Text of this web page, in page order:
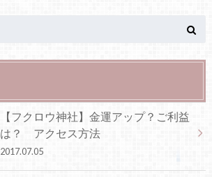
【フクロウ神社】金運アップ？ご利益
は？ アクセス方法
2017.07.05